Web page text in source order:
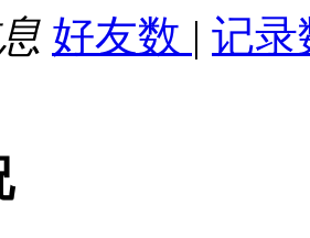
好友数 | 记